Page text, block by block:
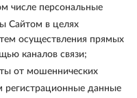
числе персональные
Сайтом в целях
осуществления прямых
каналов связи;
от мошеннических
регистрационные данные